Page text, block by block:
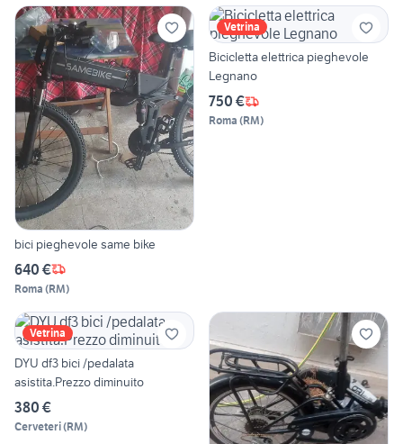
bici pieghevole same bike
640 €
Roma (RM)
Vetrina
Bicicletta elettrica pieghevole
Legnano
750 €
Roma (RM)
Vetrina
DYU df3 bici /pedalata
asistita.Prezzo diminuito
380 €
Cerveteri(RM)